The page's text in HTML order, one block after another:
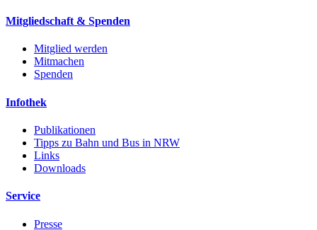
Mitgliedschaft & Spenden
Mitglied werden
Mitmachen
Spenden
Infothek
Publikationen
Tipps zu Bahn und Bus in NRW
Links
Downloads
Service
Presse